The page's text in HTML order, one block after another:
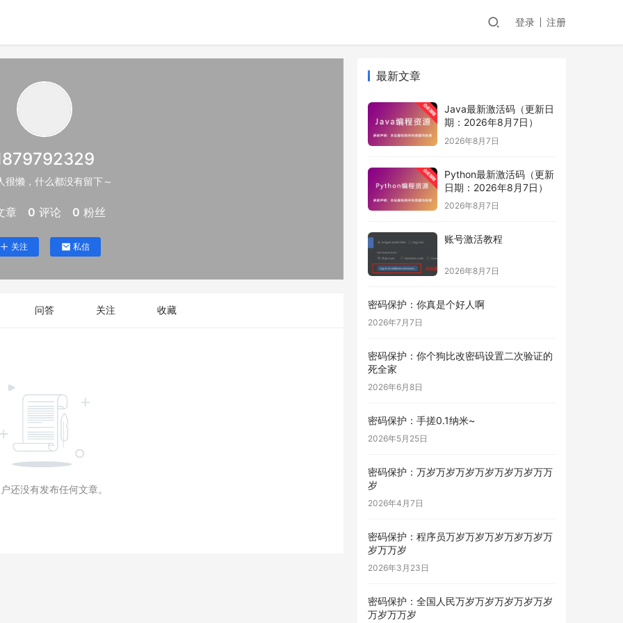
登录 注册
很懒，什么都没有留下～
章 0 评论 0 粉丝
关注 私信
问答 关注 收藏
还没有发布任何文章。
最新文章
Java最新激活码（更新日
期：2026年8月7日）
2026年8月7日
Python最新激活码（更新
日期：2026年8月7日）
2026年8月7日
账号激活教程
2026年8月7日
密码保护：你真是个好人啊
2026年7月7日
密码保护：你个狗比改密码设置二次验证的
死全家
2026年6月8日
密码保护：手搓0.1纳米~
2026年5月25日
密码保护：万岁万岁万岁万岁万岁万岁万万
岁
2026年4月7日
密码保护：程序员万岁万岁万岁万岁万岁万
岁万万岁
2026年3月23日
密码保护：全国人民万岁万岁万岁万岁万岁
万岁万万岁